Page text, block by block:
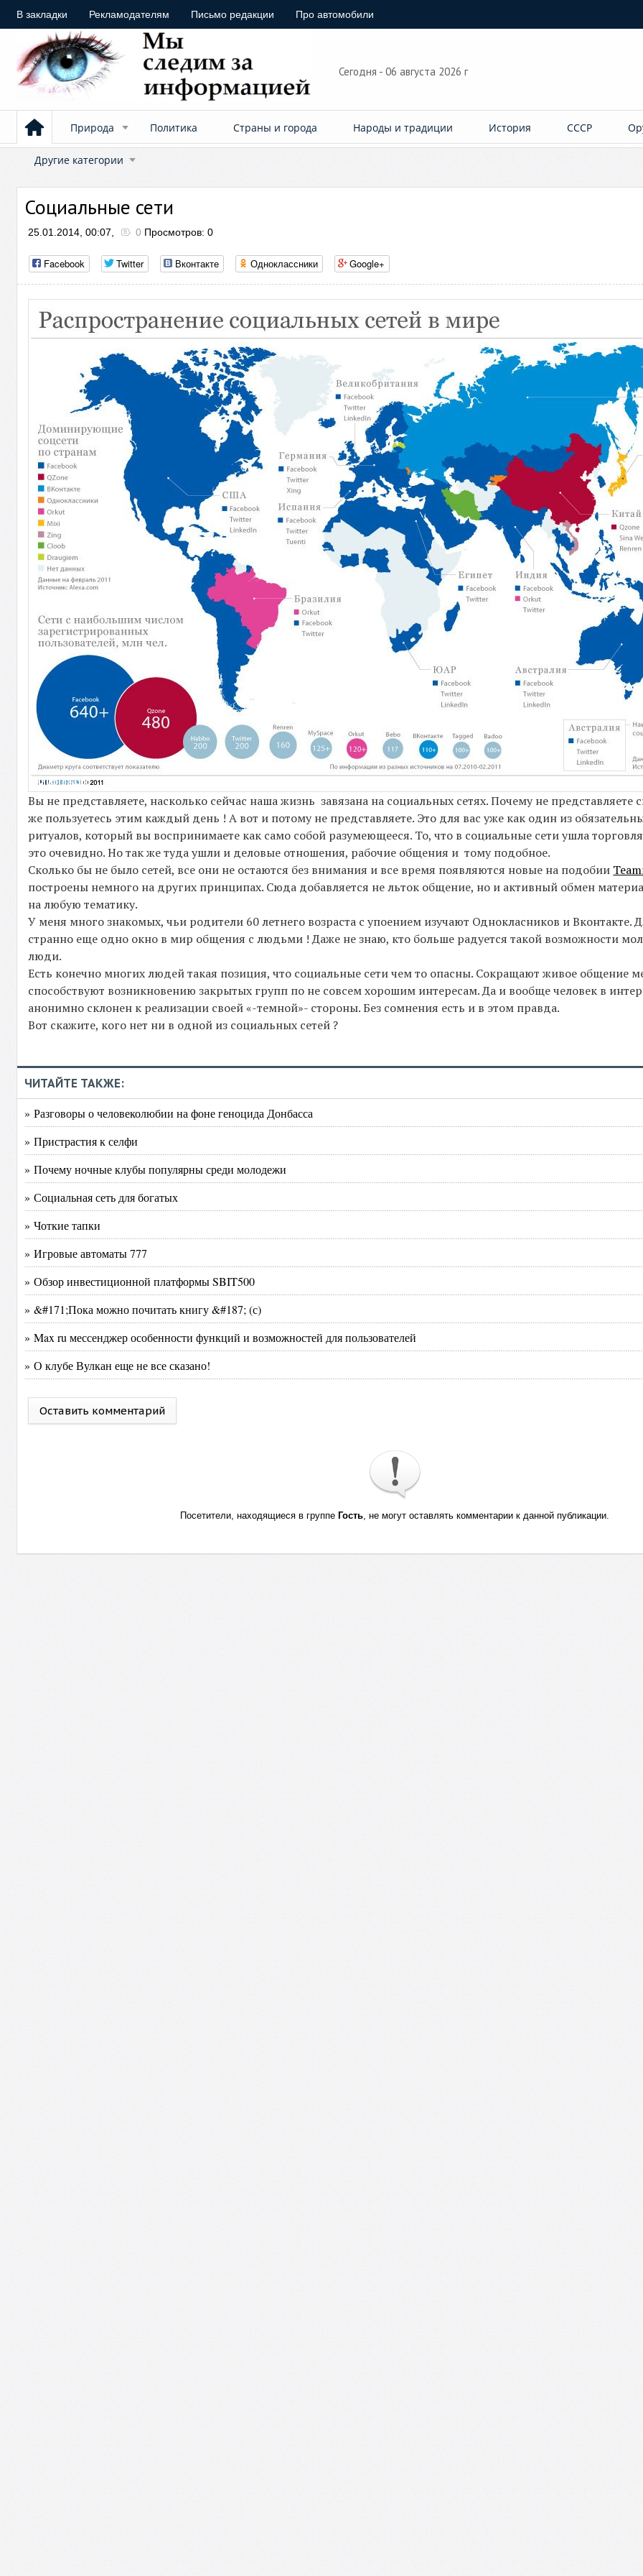
В закладки Рекламодателям Письмо редакции Про автомобили
Сегодня - 06 августа 2026 г
Природа Политика Страны и города Народы и традиции История СССР
Другие категории
Социальные сети
25.01.2014, 00:07, 0 Просмотров: 0
Facebook Twitter Вконтакте Одноклассники Google+
Вы не представляете, насколько сейчас наша жизнь завязана на социальных сетях. Почему не представляете
же пользуетесь этим каждый день ! А вот и потому не представляете. Это для вас уже как один из
ритуалов, который вы воспринимаете как само собой разумеющееся. То, что в социальные сети ушла
это очевидно. Но так же туда ушли и деловые отношения, рабочие общения и тому подобное.
Сколько бы не было сетей, все они не остаются без внимания и все время появляются новые на подобии
построены немного на других принципах. Сюда добавляется не льток общение, но и активный обмен
на любую тематику.
У меня много знакомых, чьи родители 60 летнего возраста с упоением изучают Однокласников и Вконтакте.
странно еще одно окно в мир общения с людьми ! Даже не знаю, кто больше радуется такой возможности
люди.
Есть конечно многих людей такая позиция, что социальные сети чем то опасны. Сокращают живое общение
способствуют возникновению закрытых групп по не совсем хорошим интересам. Да и вообще человек в
анонимно склонен к реализации своей «-темной»- стороны. Без сомнения есть и в этом правда.
Вот скажите, кого нет ни в одной из социальных сетей ?
ЧИТАЙТЕ ТАКЖЕ:
» Разговоры о человеколюбии на фоне геноцида Донбасса
» Пристрастия к селфи
» Почему ночные клубы популярны среди молодежи
» Социальная сеть для богатых
» Чоткие тапки
» Игровые автоматы 777
» Обзор инвестиционной платформы SBIT500
» &#171;Пока можно почитать книгу &#187; (с)
» Max ru мессенджер особенности функций и возможностей для пользователей
» О клубе Вулкан еще не все сказано!
Оставить комментарий
Посетители, находящиеся в группе Гость, не могут оставлять комментарии к данной публикации.